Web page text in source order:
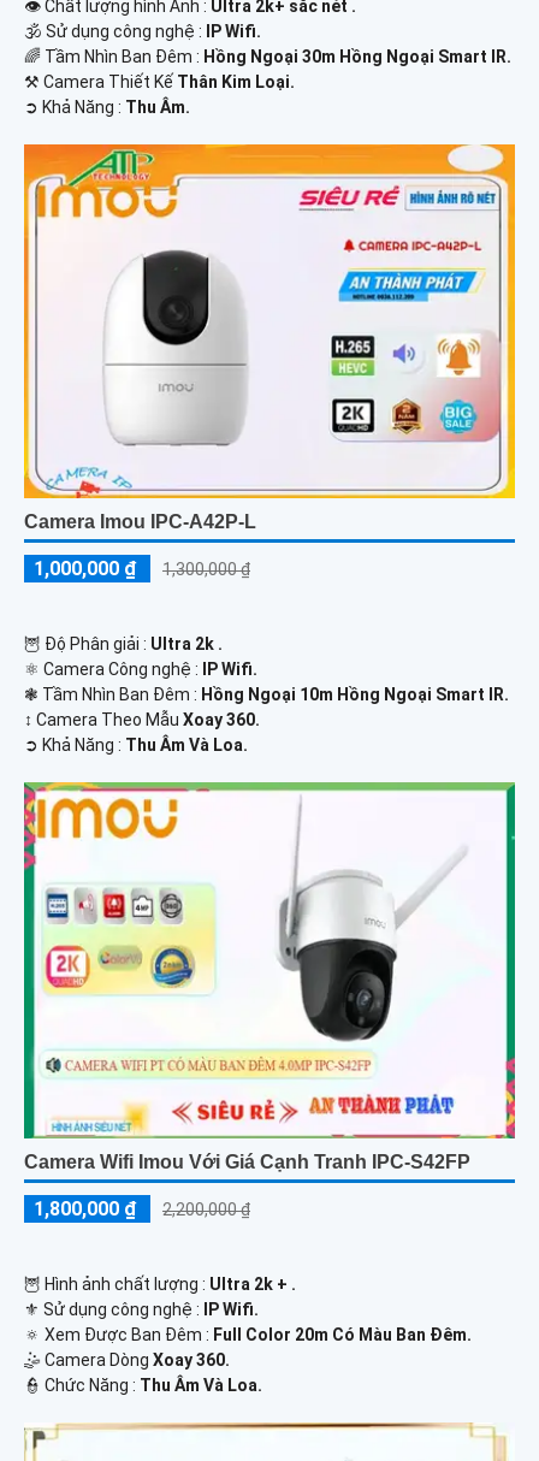
👁 Chất lượng hình Ảnh : Ultra 2k+ sắc nét .
🕉️ Sử dụng công nghệ :
IP Wifi.
🌈 Tầm Nhìn Ban Đêm : Hồng Ngoại 30m Hồng Ngoại Smart IR.
⚒ Camera Thiết Kế Thân Kim Loại.
️➲ Khả Năng : Thu Âm.
Camera Imou IPC-A42P-L
1,000,000 ₫ 1,300,000 ₫
🦉 Độ Phân giải : Ultra 2k .
⚛️ Camera Công nghệ : IP Wifi.
❃ Tầm Nhìn Ban Đêm : Hồng Ngoại 10m Hồng Ngoại Smart IR.
↕️ Camera Theo Mẫu Xoay 360.
️➲ Khả Năng : Thu Âm Và Loa.
Camera Wifi Imou Với Giá Cạnh Tranh IPC-S42FP
1,800,000 ₫ 2,200,000 ₫
🦉 Hình ảnh chất lượng : Ultra 2k + .
⚜️ Sử dụng công nghệ :
IP Wifi.
🔅 Xem Được Ban Đêm : Full Color 20m Có Màu Ban Ðêm.
🤹 Camera Dòng Xoay 360.
️👮 Chức Năng : Thu Âm Và Loa.